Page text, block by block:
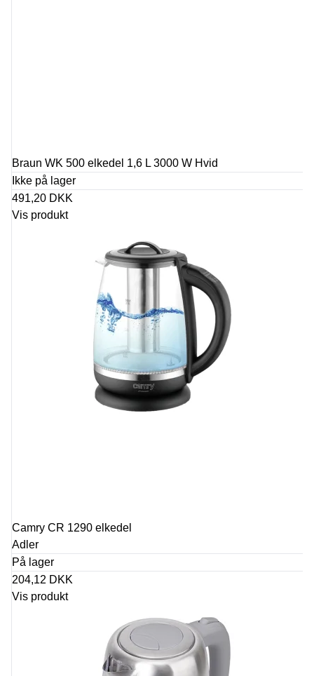
Braun WK 500 elkedel 1,6 L 3000 W Hvid
Ikke på lager
491,20 DKK
Vis produkt
Camry CR 1290 elkedel
Adler
På lager
204,12 DKK
Vis produkt